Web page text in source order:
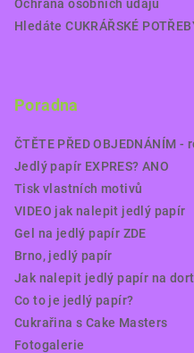
Ochrana osobních údajů
Hledáte CUKRÁŘSKÉ
Poradna
ČTĚTE PŘED OBJEDNÁNÍM
Jedlý papír EXPRES? ANO
Tisk vlastních motivů
VIDEO jak nalepit jedlý papír
Gel na jedlý papír ZDE
Brno, jedlý papír
Jak nalepit jedlý papír na dort
Co to je jedlý papír?
Cukrařina s Cake Masters
Fotogalerie